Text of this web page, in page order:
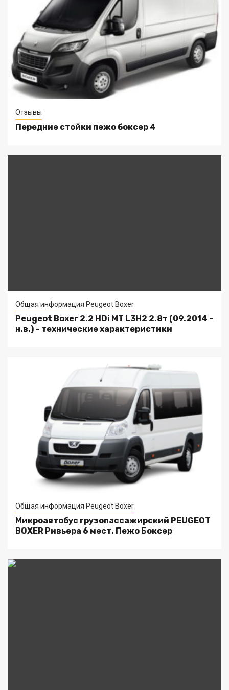
Отзывы
Передние стойки пежо боксер 4
Общая информация Peugeot Boxer
Peugeot Boxer 2.2 HDi MT L3H2 2.8т (09.2014 –
н.в.) – технические характеристики
Общая информация Peugeot Boxer
Микроавтобус грузопассажирский PEUGEOT
BOXER Ривьера 6 мест. Пежо Боксер